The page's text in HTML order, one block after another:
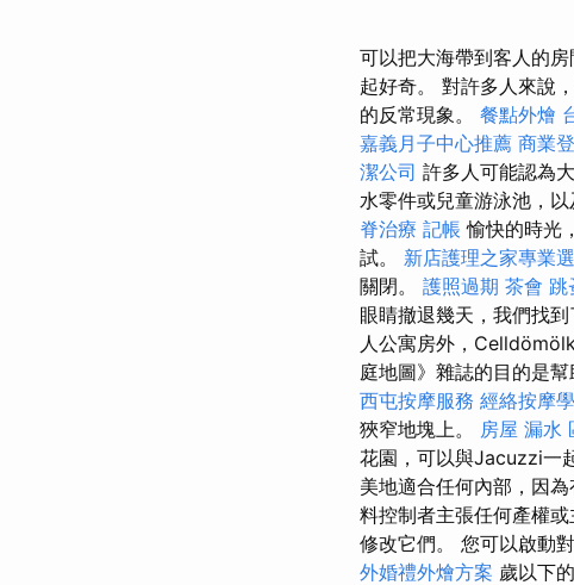
可以把大海帶到客人的
起好奇。 對許多人來說
的反常現象。 餐點外燴
嘉義月子中心推薦 商業
潔公司 許多人可能認為
水零件或兒童游泳池，
脊治療 記帳 愉快的時光
試。 新店護理之家專業
關閉。 護照過期 茶會 跳
眼睛撤退幾天，我們找到
人公寓房外，
庭地圖》雜誌的目的是
西屯按摩服務 經絡按摩
狹窄地塊上。 房屋 漏水
花園，可以與Jacuzzi一
美地適合任何內部，因
料控制者主張任何產權
修改它們。 您可以啟動
外婚禮外燴方案 歲以下